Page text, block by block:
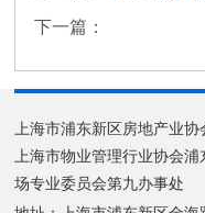
下一篇：
上海市浦东新区房地产业协
上海市物业管理行业协会
场专业委员会第九办事